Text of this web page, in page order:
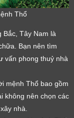
Thổ
Tây Nam là
Bạn nên tìm
vấn phong thuỷ nhà
mệnh Thổ bao gồm
không nên chọn các
nhà.